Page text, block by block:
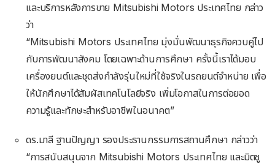
และบริการหลังการขาย Mitsubishi Motors ประเทศไทย กล่าว
ว่า
“Mitsubishi Motors ประเทศไทย มุ่งมั่นพัฒนาธุรกิจควบคู่ไป
กับการพัฒนาสังคม โดยเฉพาะด้านการศึกษา ครั้งนี้เราได้มอบ
เครื่องยนต์และชุดส่งกำลังรุ่นใหม่ที่ใช้จริงในรถยนต์จำหน่าย เพื่อ
ให้นักศึกษาได้สัมผัสเทคโนโลยีจริง เพิ่มโอกาสในการต่อยอด
ความรู้และทักษะสำหรับอาชีพในอนาคต”
ดร.มาลี ฐานปัญญา รองประธานกรรมการสถานศึกษา กล่าวว่า
“การสนับสนุนจาก Mitsubishi Motors ประเทศไทย และมิตซู